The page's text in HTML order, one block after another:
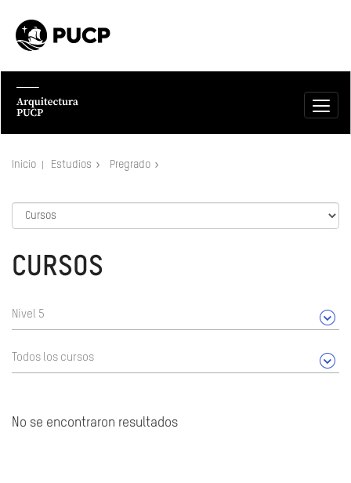
Inicio Estudios Pregrado
CURSOS
Nivel 5
Todos los cursos
No se encontraron resultados